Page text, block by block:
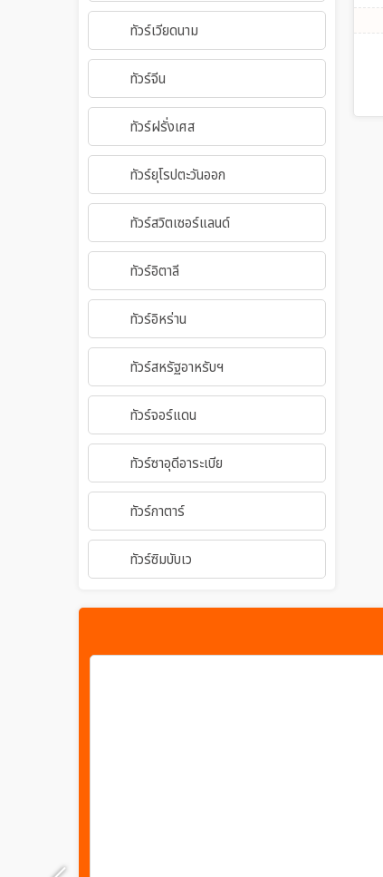
ทัวร์เวียดนาม
ทัวร์จีน
ทัวร์ฝรั่งเศส
ทัวร์ยุโรปตะวันออก
ทัวร์สวิตเซอร์แลนด์
ทัวร์อิตาลี
ทัวร์อิหร่าน
ทัวร์สหรัฐอาหรับฯ
ทัวร์จอร์แดน
ทัวร์ซาอุดีอาระเบีย
ทัวร์กาตาร์
ทัวร์ซิมบับเว